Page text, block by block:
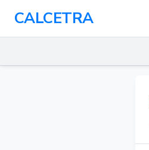
CALCETRA